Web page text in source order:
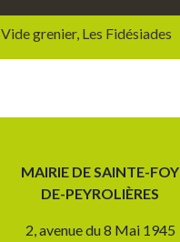
Vide grenier, Les Fidésiades
MAIRIE DE SAINTE-FOY
DE-PEYROLIÈRES
2, avenue du 8 Mai 1945